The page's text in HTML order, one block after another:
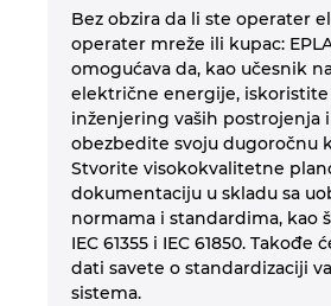
Bez obzira da li ste operater
operater mreže ili kupac:
omogućava da, kao učesnik
električne energije,
inženjering vaših postrojenja
obezbedite svoju dugoročnu
Stvorite visokokvalitetne
dokumentaciju u skladu sa
normama i standardima, kao
IEC 61355 i IEC 61850. Takođe
dati savete o standardizaciji
sistema.
Turska
Ujedinjeni Arapski Emirati
Ukrajina
Velika Britanija